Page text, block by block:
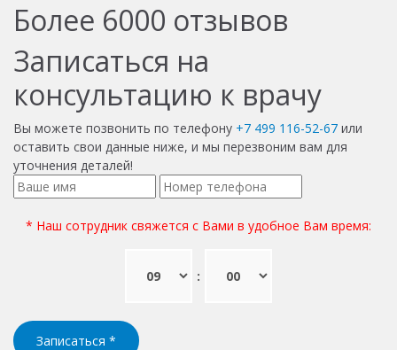
Более 6000 отзывов
Записаться на
консультацию к врачу
Вы можете позвонить по телефону +7 499 116-52-67 или
оставить свои данные ниже, и мы перезвоним вам для
уточнения деталей!
* Наш сотрудник свяжется с Вами в удобное Вам время:
:
Записаться *